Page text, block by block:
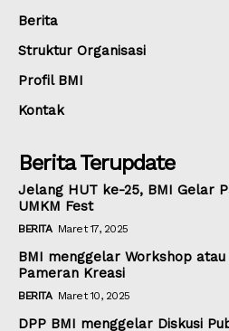
Berita
Struktur Organisasi
Profil BMI
Kontak
Berita Terupdate
Jelang HUT ke-25, BMI Gelar
UMKM Fest
BERITA Maret 17, 2025
BMI menggelar Workshop
Pameran Kreasi
BERITA Maret 10, 2025
DPP BMI menggelar Diskusi